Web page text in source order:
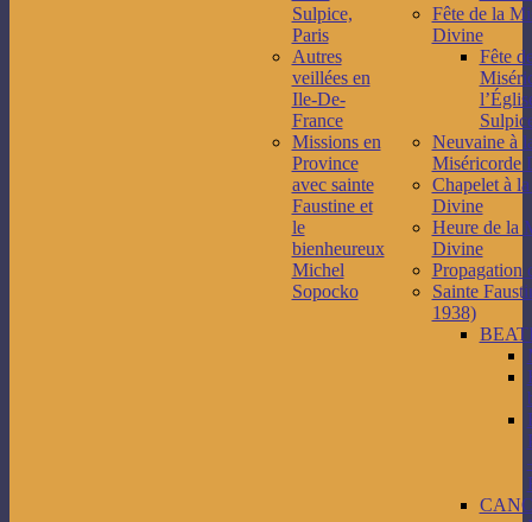
Sulpice,
Paris
Autres
veillées en
Ile-De-
France
Missions en
Province
avec sainte
Faustine et
le
bienheureux
Michel
Sopocko
Fête de la
Divine
Fête
Neuvaine à
Miséricorde
Chapelet à
Divine
Heure de la
Divine
Propagation
Sainte
1938)